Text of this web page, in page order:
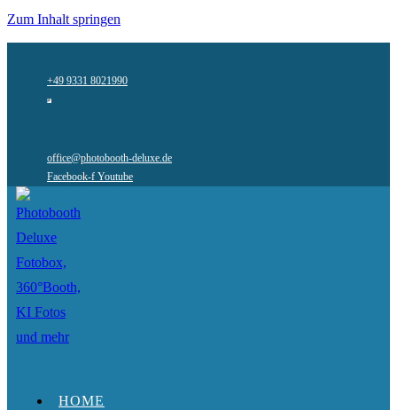
Zum Inhalt springen
+49 9331 8021990
office@photobooth-deluxe.de
Facebook-f Youtube
HOME